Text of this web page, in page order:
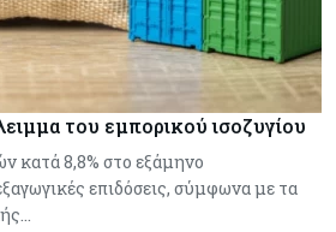
του εμπορικού ισοζυγίου
κατά 8,8% στο εξάμηνο
επιδόσεις, σύμφωνα με τα